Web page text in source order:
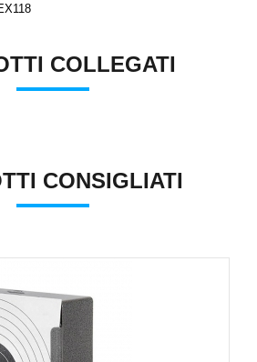
COLLEGATI
CONSIGLIATI